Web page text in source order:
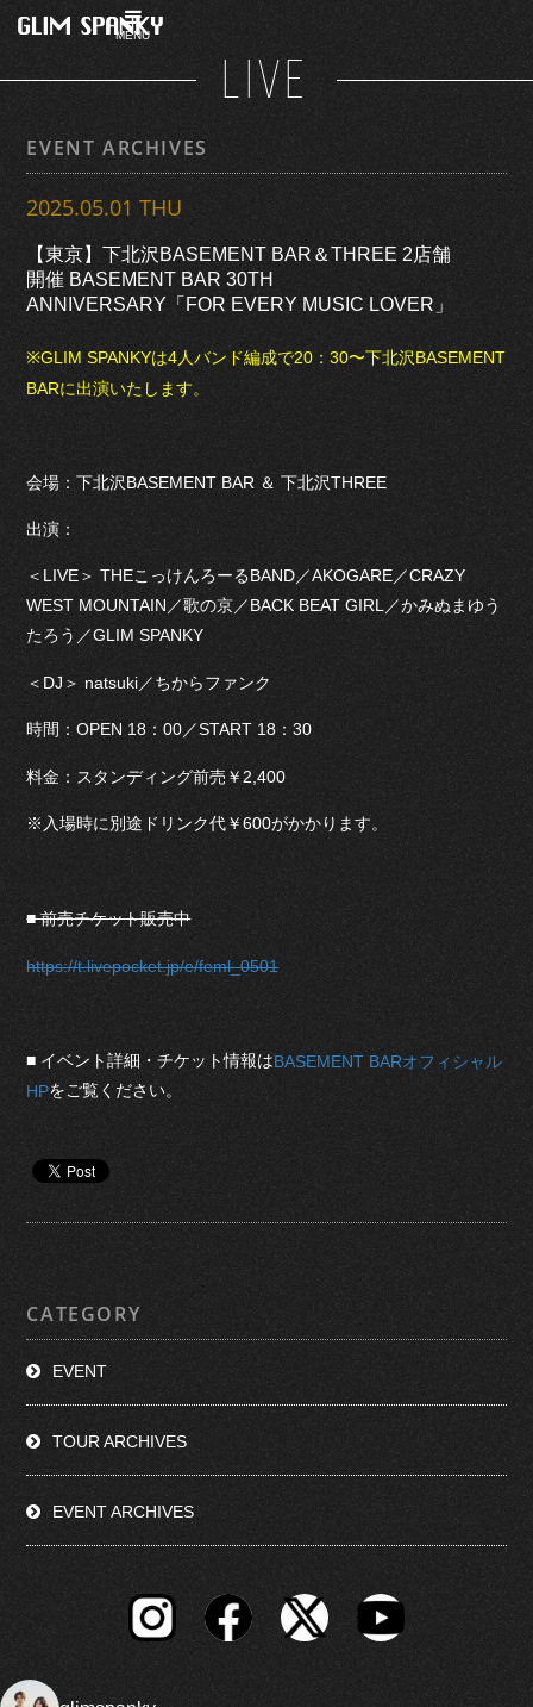
MENU
LIVE
EVENT ARCHIVES
2025.05.01 THU
【東京】下北沢BASEMENT BAR＆THREE 2店舗
開催 BASEMENT BAR 30TH
ANNIVERSARY「FOR EVERY MUSIC LOVER」
※GLIM SPANKYは4人バンド編成で20：30〜下北沢BASEMENT
BARに出演いたします。
会場：下北沢BASEMENT BAR ＆ 下北沢THREE
出演：
＜LIVE＞ THEこっけんろーるBAND／AKOGARE／CRAZY
WEST MOUNTAIN／歌の京／BACK BEAT GIRL／かみぬまゆう
たろう／GLIM SPANKY
＜DJ＞ natsuki／ちからファンク
時間：OPEN 18：00／START 18：30
料金：スタンディング前売￥2,400
※入場時に別途ドリンク代￥600がかかります。
■ 前売チケット販売中
https://t.livepocket.jp/e/feml_0501
■ イベント詳細・チケット情報はBASEMENT BARオフィシャル
HPをご覧ください。
CATEGORY
EVENT
TOUR ARCHIVES
EVENT ARCHIVES